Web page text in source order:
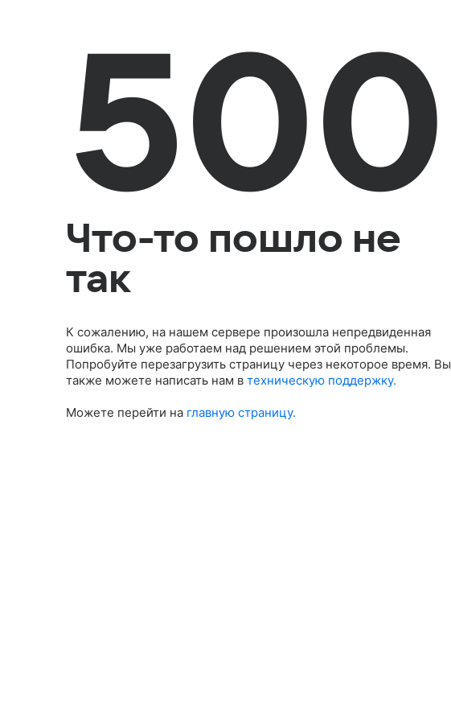
500
Что-то пошло не
так
К сожалению, на нашем сервере произошла непредвиденная
ошибка. Мы уже работаем над решением этой проблемы.
Попробуйте перезагрузить страницу через некоторое время. Вы
также можете написать нам в техническую поддержку.
Можете перейти на главную страницу.